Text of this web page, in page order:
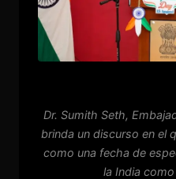
Dr. Sumith Seth,
brinda un discurso en el
como una fecha de
la India